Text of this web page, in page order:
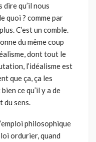
dire qu’il nous
quoi ? comme par
C’est un comble.
du même coup
dont tout le
l’idéalisme est
que ça, ça les
ce qu’il y a de
du sens.
philosophique
ordurier, quand